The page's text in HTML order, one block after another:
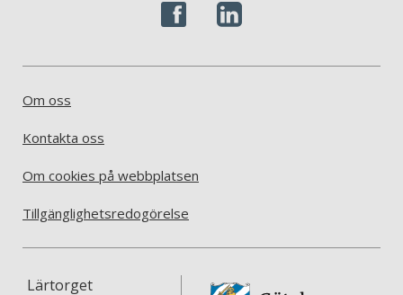
Om oss
Kontakta oss
Om cookies på webbplatsen
Tillgänglighetsredogörelse
Lärtorget